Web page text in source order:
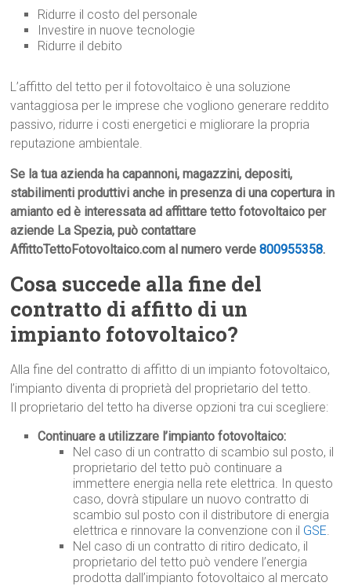
Ridurre il costo del personale
Investire in nuove tecnologie
Ridurre il debito
L’affitto del tetto per il fotovoltaico è una soluzione
vantaggiosa per le imprese che vogliono generare reddito
passivo, ridurre i costi energetici e migliorare la propria
reputazione ambientale.
Se la tua azienda ha capannoni, magazzini, depositi,
stabilimenti produttivi anche in presenza di una copertura in
amianto ed è interessata ad affittare tetto fotovoltaico per
aziende La Spezia, può contattare
AffittoTettoFotovoltaico.com al numero verde800955358.
Cosa succede alla fine del
contratto di affitto di un
impianto fotovoltaico?
Alla fine del contratto di affitto di un impianto fotovoltaico,
l’impianto diventa di proprietà del proprietario del tetto.
Il proprietario del tetto ha diverse opzioni tra cui scegliere:
Continuare a utilizzare l’impianto fotovoltaico:
Nel caso di un contratto di scambio sul posto, il
proprietario del tetto può continuare a
immettere energia nella rete elettrica. In questo
caso, dovrà stipulare un nuovo contratto di
scambio sul posto con il distributore di energia
elettrica e rinnovare la convenzione con il GSE.
Nel caso di un contratto di ritiro dedicato, il
proprietario del tetto può vendere l’energia
prodotta dall’impianto fotovoltaico al mercato